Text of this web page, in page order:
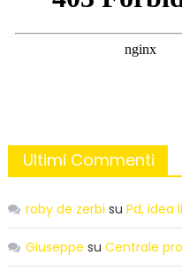
Ultimi Commenti
roby de zerbi su Pd, idea
Giuseppe su Centrale